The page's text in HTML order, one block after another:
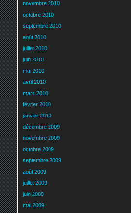
novembre 2010
octobre 2010
septembre 2010
août 2010
juillet 2010
juin 2010
mai 2010
avril 2010
mars 2010
février 2010
janvier 2010
décembre 2009
novembre 2009
octobre 2009
septembre 2009
août 2009
juillet 2009
juin 2009
mai 2009